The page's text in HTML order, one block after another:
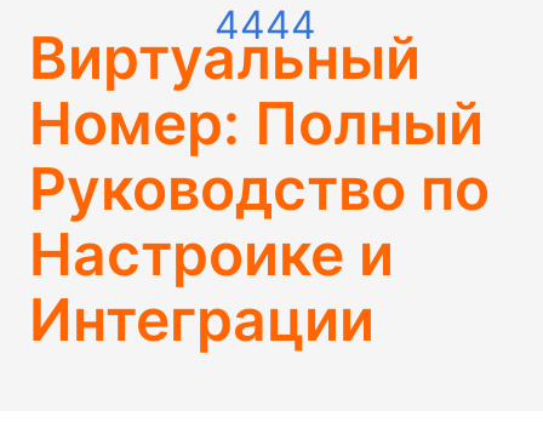
4444
Виртуальный
Номер: Полный
Руководство по
Настроике и
Интеграции